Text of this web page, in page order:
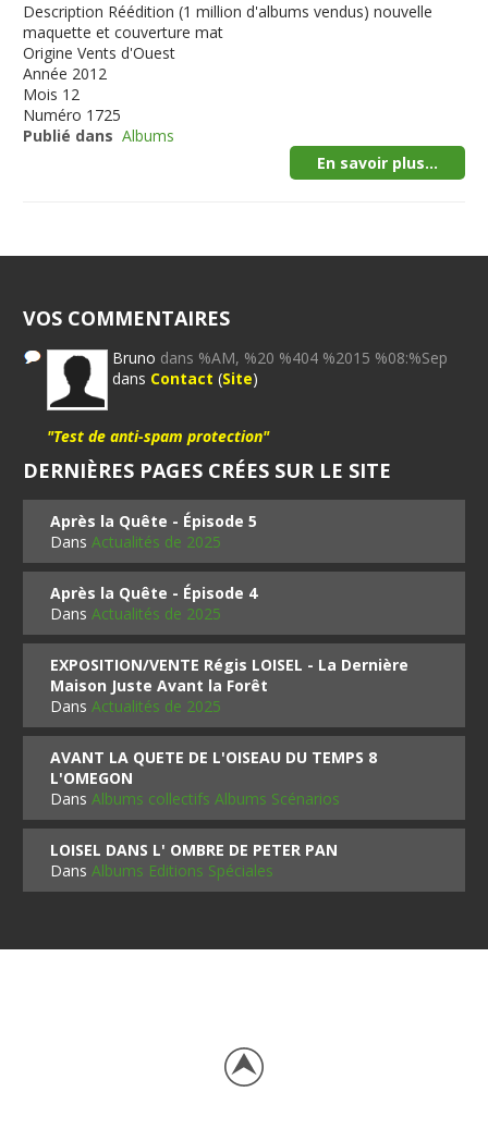
Description Réédition (1 million d'albums vendus) nouvelle
maquette et couverture mat
Origine Vents d'Ouest
Année 2012
Mois 12
Numéro 1725
Publié dans Albums
En savoir plus...
VOS COMMENTAIRES
Bruno dans %AM, %20 %404 %2015 %08:%Sep
dans Contact (Site)
"Test de anti-spam protection"
DERNIÈRES PAGES CRÉES SUR LE SITE
Après la Quête - Épisode 5
DansActualités de 2025
Après la Quête - Épisode 4
DansActualités de 2025
EXPOSITION/VENTE Régis LOISEL - La Dernière
Maison Juste Avant la Forêt
DansActualités de 2025
AVANT LA QUETE DE L'OISEAU DU TEMPS 8
L'OMEGON
DansAlbums collectifs Albums Scénarios
LOISEL DANS L' OMBRE DE PETER PAN
DansAlbums Editions Spéciales